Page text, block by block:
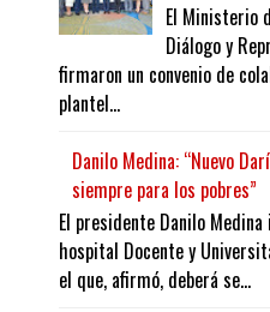
El Ministerio
Diálogo y
firmaron un convenio de
plantel...
Danilo Medina: “Nuevo
siempre para los pobres”
El presidente Danilo
hospital Docente y
el que, afirmó, deberá se...